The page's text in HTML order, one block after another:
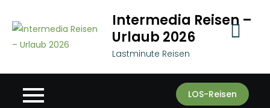
content
Intermedia Reisen –
Urlaub 2026
Lastminute Reisen
LOS-Reisen